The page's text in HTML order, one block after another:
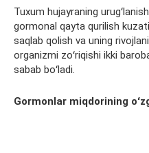
Tuxum hujayraning
gormonal qayta qurilish
saqlab qolish va uning
organizmi zoʻriqishi ikki
sabab boʻladi.
Gormonlar miqdorining